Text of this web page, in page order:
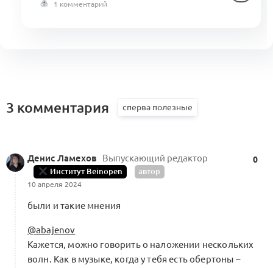
1 комментарий
3 комментария
Денис Ламехов Выпускающий редактор
Институт Beinopen автор
10 апреля 2024
0
были и такие мнения
@abajenov
Кажется, можно говорить о наложении нескольких
волн. Как в музыке, когда у тебя есть обертоны –